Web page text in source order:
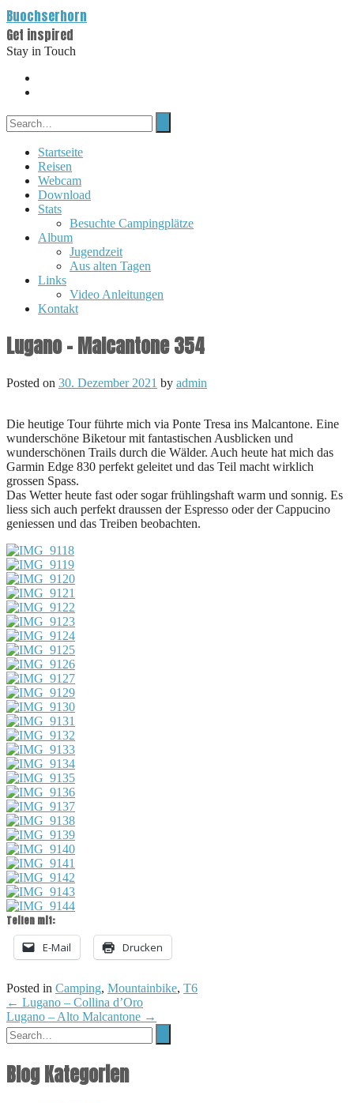
Buochserhorn
Get inspired
Stay in Touch
Startseite
Reisen
Webcam
Download
Stats
Besuchte Campingplätze
Album
Jugendzeit
Aus alten Tagen
Links
Video Anleitungen
Kontakt
Lugano – Malcantone 354
Posted on 30. Dezember 2021 by admin
Die heutige Tour führte mich via Ponte Tresa ins Malcantone. Eine
wunderschöne Biketour mit fantastischen Ausblicken und
wunderschönen Trails durch die Wälder. Auch heute hat mich das
Garmin Edge 830 perfekt geleitet und das Teil macht wirklich
grossen Spass.
Das Wetter heute fast oder sogar frühlingshaft warm und sonnig. Es
liess sich auch perfekt draussen der Espresso oder der Cappucino
geniessen und das Treiben beobachten.
Teilen mit:
E-Mail
Drucken
Posted in Camping, Mountainbike, T6
Post
navigation
← Lugano – Collina d’Oro
Lugano – Alto Malcantone →
Blog Kategorien